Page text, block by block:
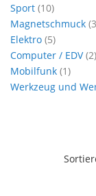
Sport 10Artikel
Magnetschmuck
Elektro 5Artikel
Computer / EDV 2
Mobilfunk 1Artikel
Werkzeug und